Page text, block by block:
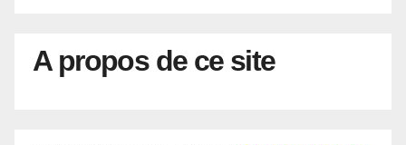
A propos de ce site